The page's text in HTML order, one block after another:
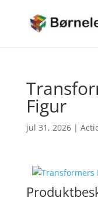
Figur
jul 31, 2026|